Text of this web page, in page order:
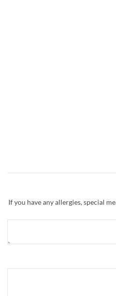
If you have any allergies, special